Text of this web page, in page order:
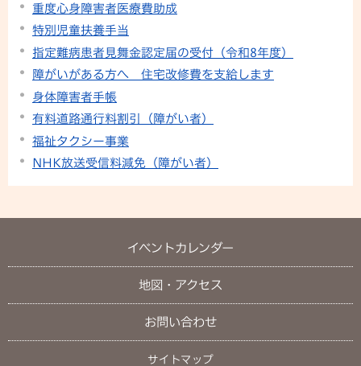
重度心身障害者医療費助成
特別児童扶養手当
指定難病患者見舞金認定届の受付（令和8年度）
障がいがある方へ 住宅改修費を支給します
身体障害者手帳
有料道路通行料割引（障がい者）
福祉タクシー事業
NHK放送受信料減免（障がい者）
イベントカレンダー
地図・アクセス
お問い合わせ
サイトマップ